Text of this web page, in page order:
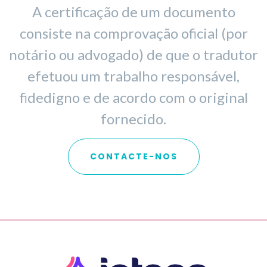
A certificação de um documento
consiste na comprovação oficial (por
notário ou advogado) de que o tradutor
efetuou um trabalho responsável,
fidedigno e de acordo com o original
fornecido.
CONTACTE-NOS